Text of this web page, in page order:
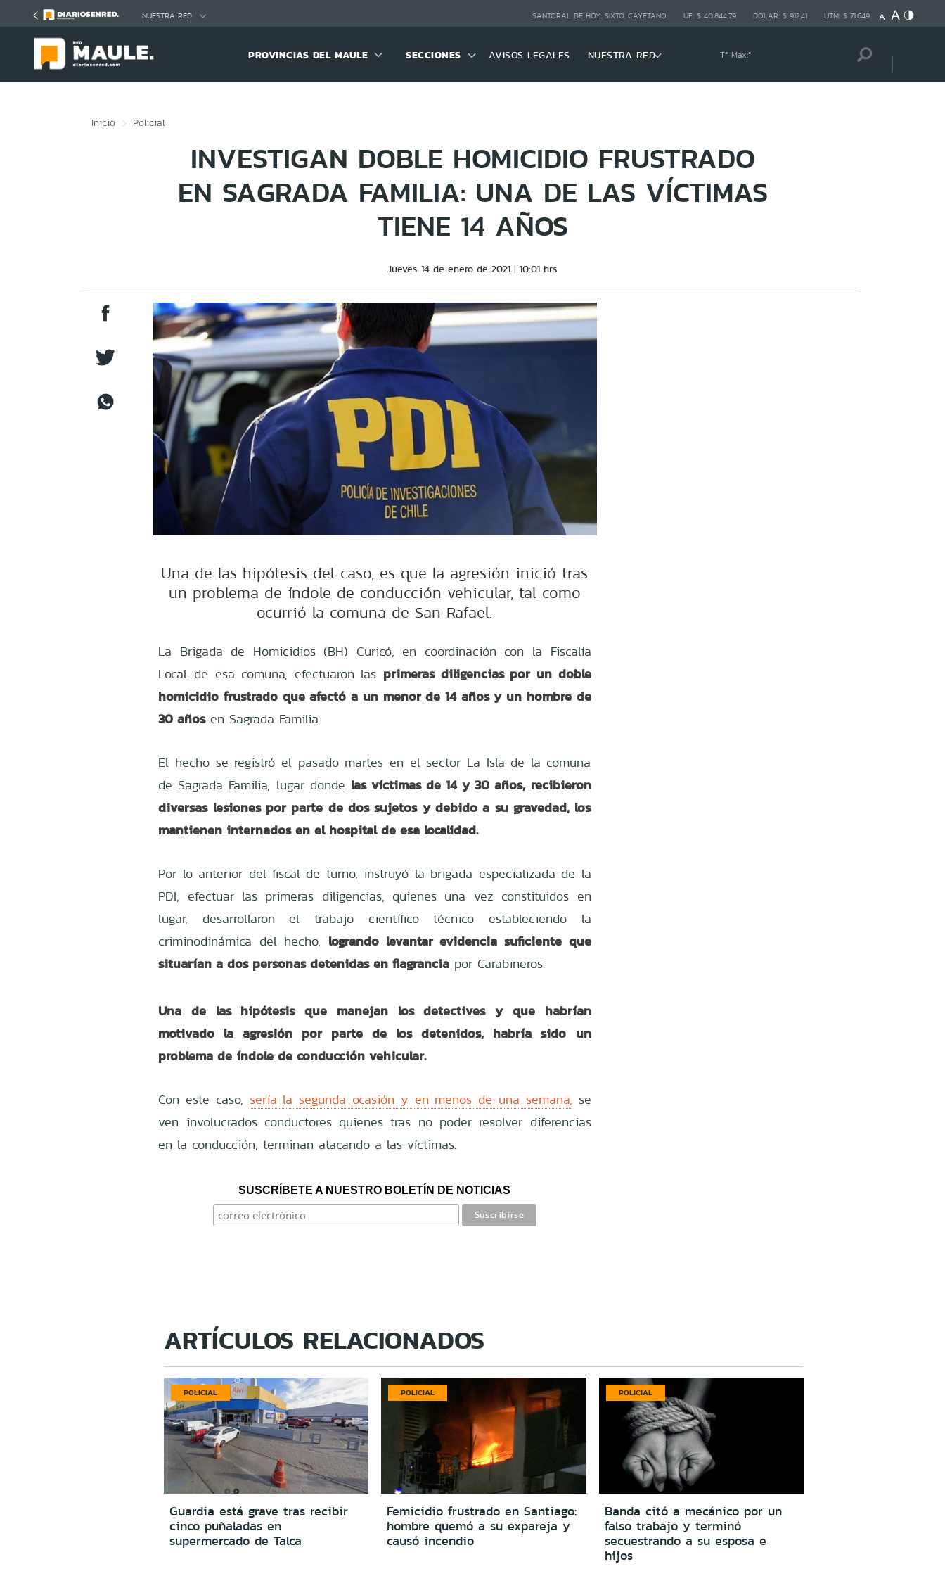
NUESTRA RED SANTORAL DE HOY: SIXTO, CAYETANO UF: $ 40.844,79 DÓLAR: $ 912,41 UTM: $ 71.649
PROVINCIAS DEL MAULE SECCIONES AVISOS LEGALES NUESTRA RED Tª Máx:º
Inicio Policial
INVESTIGAN DOBLE HOMICIDIO FRUSTRADO
EN SAGRADA FAMILIA: UNA DE LAS VÍCTIMAS
TIENE 14 AÑOS
Jueves 14 de enero de 2021 10:01 hrs
Una de las hipótesis del caso, es que la agresión inició tras
un problema de índole de conducción vehicular, tal como
ocurrió la comuna de San Rafael.
La Brigada de Homicidios (BH) Curicó, en coordinación con la Fiscalía
Local de esa comuna, efectuaron las primeras diligencias por un doble
homicidio frustrado que afectó a un menor de 14 años y un hombre de
30 añosen Sagrada Familia.
El hecho se registró el pasado martes en el sector La Isla de la comuna
de Sagrada Familia, lugar donde las víctimas de 14 y 30 años, recibieron
diversas lesiones por parte de dos sujetos y debido a su gravedad, los
mantienen internados en el hospital de esa localidad.
Por lo anterior del fiscal de turno, instruyó la brigada especializada de la
PDI, efectuar las primeras diligencias, quienes una vez constituidos en
lugar, desarrollaron el trabajo científico técnico estableciendo la
criminodinámica del hecho, logrando levantar evidencia suficiente que
situarían a dos personas detenidas en flagrancia por Carabineros.
Una de las hipótesis que manejan los detectives y que habrían
motivado la agresión por parte de los detenidos, habría sido un
problema de índole de conducción vehicular.
Con este caso, sería la segunda ocasión y en menos de una semana, se
ven involucrados conductores quienes tras no poder resolver diferencias
en la conducción, terminan atacando a las víctimas.
SUSCRÍBETE A NUESTRO BOLETÍN DE NOTICIAS
ARTÍCULOS RELACIONADOS
POLICIAL
Guardia está grave tras recibir
cinco puñaladas en
supermercado de Talca
POLICIAL
Femicidio frustrado en Santiago:
hombre quemó a su expareja y
causó incendio
POLICIAL
Banda citó a mecánico por un
falso trabajo y terminó
secuestrando a su esposa e
hijos